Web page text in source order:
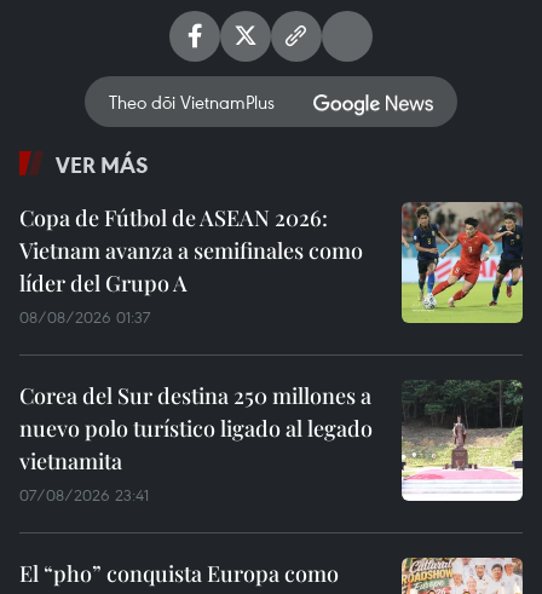
Theo dõi VietnamPlus
VER MÁS
Copa de Fútbol de ASEAN 2026:
Vietnam avanza a semifinales como
líder del Grupo A
08/08/2026 01:37
Corea del Sur destina 250 millones a
nuevo polo turístico ligado al legado
vietnamita
07/08/2026 23:41
El “pho” conquista Europa como